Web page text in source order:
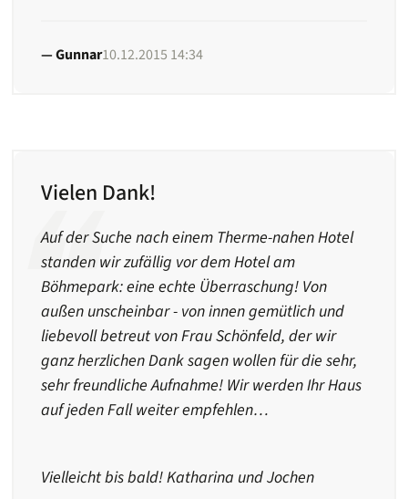
Gunnar10.12.2015 14:34
Vielen Dank!
Auf der Suche nach einem Therme-nahen Hotel
standen wir zufällig vor dem Hotel am
Böhmepark: eine echte Überraschung! Von
außen unscheinbar - von innen gemütlich und
liebevoll betreut von Frau Schönfeld, der wir
ganz herzlichen Dank sagen wollen für die sehr,
sehr freundliche Aufnahme! Wir werden Ihr Haus
auf jeden Fall weiter empfehlen…
Vielleicht bis bald! Katharina und Jochen